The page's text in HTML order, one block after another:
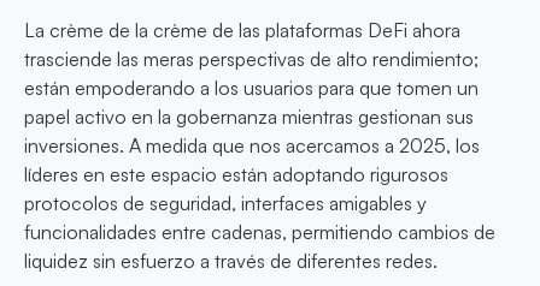
La crème de la crème de las plataformas DeFi ahora
trasciende las meras perspectivas de alto rendimiento;
están empoderando a los usuarios para que tomen un
papel activo en la gobernanza mientras gestionan sus
inversiones. A medida que nos acercamos a 2025, los
líderes en este espacio están adoptando rigurosos
protocolos de seguridad, interfaces amigables y
funcionalidades entre cadenas, permitiendo cambios de
liquidez sin esfuerzo a través de diferentes redes.